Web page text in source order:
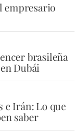
empresario
brasileña
Dubái
e Irán: Lo que
saber